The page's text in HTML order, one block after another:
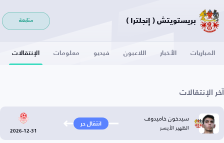
بريستويتش ( إنجلترا ) متابعة
المباريات الأخبار اللاعبون فيديو معلومات الإنتقالات
آخر الإنتقالات
سيدخون خاميدوف
الظهير الأيسر انتقال حر
2026-12-31